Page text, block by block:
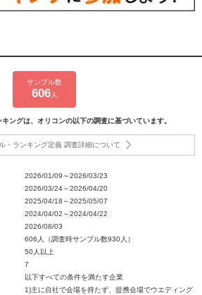
サンプル数
606人
ングは、オリコンの以下の調査に基づいています。
・ランキング定義 調査詳細について
2026/01/09～2026/03/23
2026/03/24～2026/04/20
2025/04/18～2025/05/07
2024/04/02～2024/04/22
2026/08/03
606人（調査時サンプル数930人）
50人以上
7
以下すべての条件を満たす企業
1)主に自社で会場を持たず、提携会場でウエディング